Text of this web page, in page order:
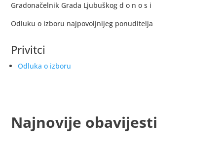
Gradonačelnik Grada Ljubuškog d o n o s i
Odluku o izboru najpovoljnijeg ponuditelja
Privitci
Odluka o izboru
Najnovije obavijesti